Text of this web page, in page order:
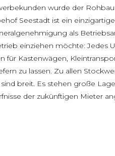
wurde der
Seestadt ist ein
als
einziehen möchte: Jedes
für Kastenwägen,
zu lassen. Zu allen
breit. Es stehen große
der zukünftigen Mieter